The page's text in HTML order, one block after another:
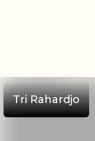
Tri Rahardjo